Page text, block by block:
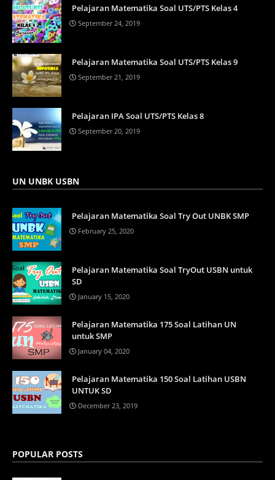
Pelajaran Matematika Soal UTS/PTS Kelas 4
September 24, 2019
Pelajaran Matematika Soal UTS/PTS Kelas 9
September 21, 2019
Pelajaran IPA Soal UTS/PTS Kelas 8
September 20, 2019
UN UNBK USBN
Pelajaran Matematika Soal Try Out UNBK SMP
February 25, 2020
Pelajaran Matematika Soal TryOut USBN untuk
SD
January 15, 2020
Pelajaran Matematika 175 Soal Latihan UN
untuk SMP
January 04, 2020
Pelajaran Matematika 150 Soal Latihan USBN
UNTUK SD
December 23, 2019
POPULAR POSTS